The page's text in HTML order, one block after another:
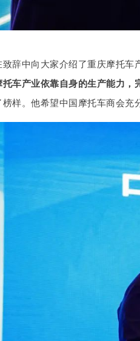
辞中向大家介绍了重庆摩托
托车产业依靠自身的生产能力，
样。他希望中国摩托车商会充